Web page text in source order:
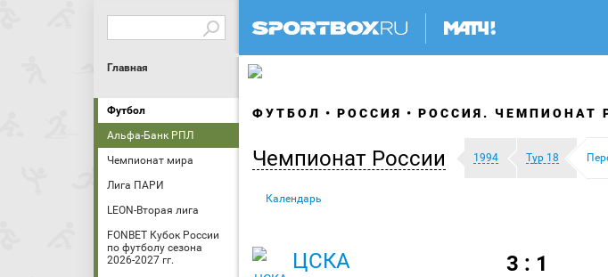
Главная
Футбол
Альфа-Банк РПЛ
Чемпионат мира
Лига ПАРИ
LEON-Вторая лига
FONBET Кубок России
по футболу сезона
2026-2027 гг.
ФУТБОЛ РОССИЯ РОССИЯ. ЧЕМПИОНАТ
Чемпионат России 1994 Тур 18
Календарь
ЦСКА 3 : 1